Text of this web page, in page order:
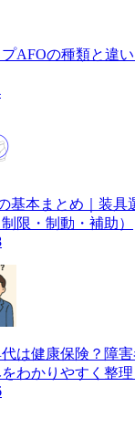
プAFOの種類と違
基本まとめ｜装具
限・制動・補助）
代は健康保険？障
わかりやすく整理